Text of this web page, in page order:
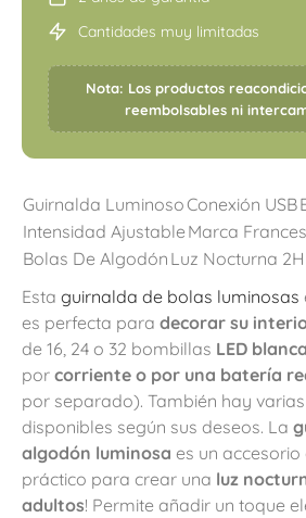
Cantidades muy limitadas
Nota: Los productos
reembolsables ni
Guirnalda LuminosoConexión USB
Intensidad Ajustable Marca
Bolas De Algodón Luz Nocturna 2H
Esta guirnalda de bolas luminosas
es perfecta para decorar su
de 16, 24 o 32 bombillas LED
por corriente o por una batería
por separado). También hay
disponibles según sus deseos. La
algodón luminosa es un accesorio
práctico para crear una luz
adultos! Permite añadir un toque